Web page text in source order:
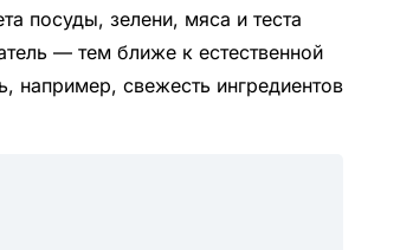
посуды, зелени, мяса и теста
— тем ближе к естественной
например, свежесть ингредиентов